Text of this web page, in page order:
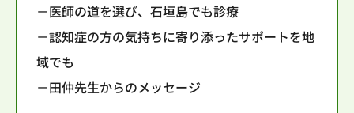
－医師の道を選び、石垣島でも診療
－認知症の方の気持ちに寄り添ったサポートを地
域でも
－田仲先生からのメッセージ